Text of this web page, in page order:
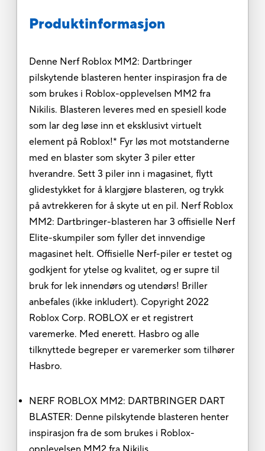
Produktinformasjon
Denne Nerf Roblox MM2: Dartbringer
pilskytende blasteren henter inspirasjon fra de
som brukes i Roblox-opplevelsen MM2 fra
Nikilis. Blasteren leveres med en spesiell kode
som lar deg løse inn et eksklusivt virtuelt
element på Roblox!* Fyr løs mot motstanderne
med en blaster som skyter 3 piler etter
hverandre. Sett 3 piler inn i magasinet, flytt
glidestykket for å klargjøre blasteren, og trykk
på avtrekkeren for å skyte ut en pil. Nerf Roblox
MM2: Dartbringer-blasteren har 3 offisielle Nerf
Elite-skumpiler som fyller det innvendige
magasinet helt. Offisielle Nerf-piler er testet og
godkjent for ytelse og kvalitet, og er supre til
bruk for lek innendørs og utendørs! Briller
anbefales (ikke inkludert). Copyright 2022
Roblox Corp. ROBLOX er et registrert
varemerke. Med enerett. Hasbro og alle
tilknyttede begreper er varemerker som tilhører
Hasbro.
NERF ROBLOX MM2: DARTBRINGER DART
BLASTER: Denne pilskytende blasteren henter
inspirasjon fra de som brukes i Roblox-